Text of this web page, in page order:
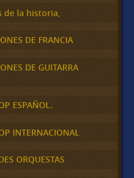
de la historia,
DE FRANCIA
DE GUITARRA
ESPAÑOL.
INTERNACIONAL
ORQUESTAS